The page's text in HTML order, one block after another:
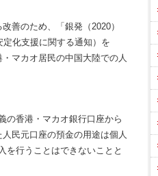
善のため、「銀発（2020）
化支援に関する通知）を
マカオ居民の中国大陸での人
の香港・マカオ銀行口座から
民元口座の預金の用途は個人
を行うことはできないことと